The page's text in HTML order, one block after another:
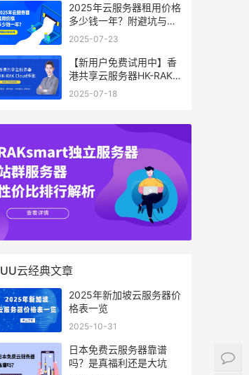
2025年云服务器租用价格
多少钱一年？附避坑与省
钱攻略
2025-07-23
【新用户免费试用中】香
港共享云服务器HK-RAK
Cloud评测：低延迟、高
2025-07-18
UU云经典文章
2025年新加坡云服务器价
格表一览
2025-10-31
日本免费云服务器靠谱
吗？是真福利还是大坑